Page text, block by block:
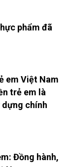
phẩm đã
em Việt Nam
trẻ em là
chính
Đồng hành,